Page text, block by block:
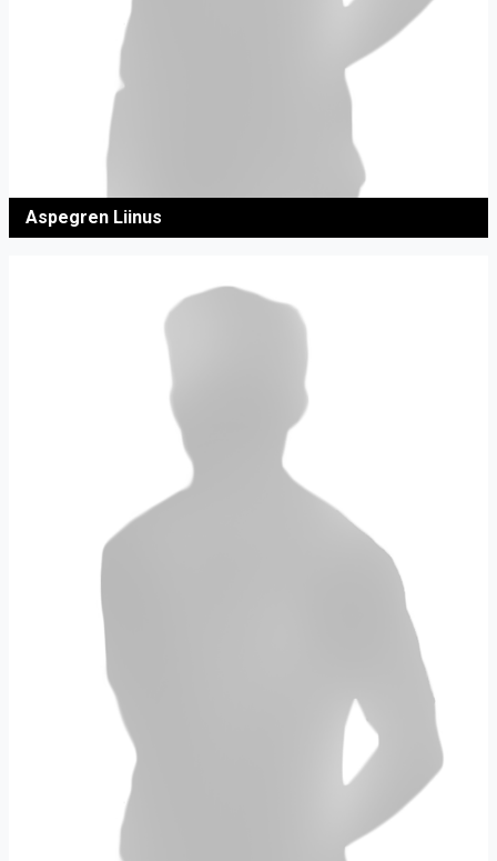
Aspegren Liinus